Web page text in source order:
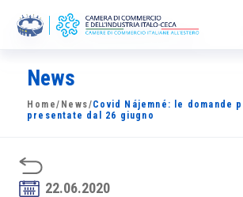
La Camera
News
Sviluppo Mercato
News
Home/ News/Covid Nájemné: le domande
presentate dal 26 giugno
22.06.2020